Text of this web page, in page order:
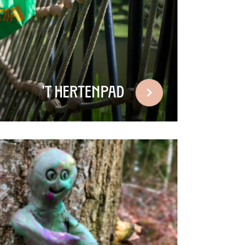
't Hertenpad